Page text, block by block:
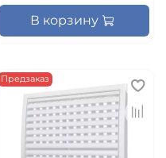
В корзину
Предзаказ